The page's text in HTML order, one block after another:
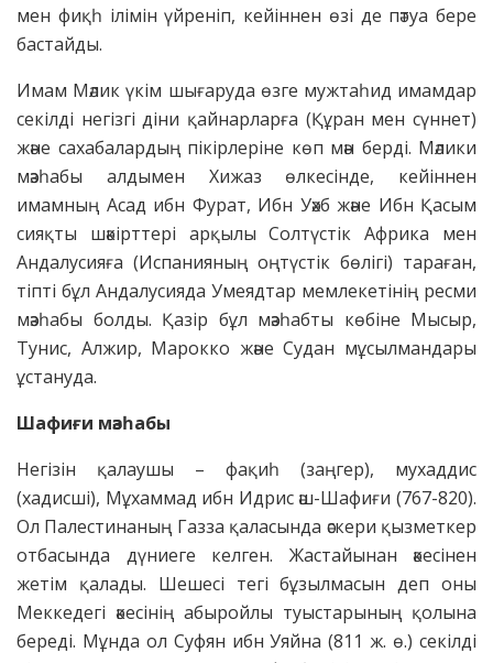
мен фиқһ ілімін үйреніп, кейіннен өзі де пәтуа бере
бастайды.
Имам Мәлик үкім шығаруда өзге мужтаһид имамдар
секілді негізгі діни қайнарларға (Құран мен сүннет)
және сахабалардың пікірлеріне көп мән берді. Мәлики
мәзһабы алдымен Хижаз өлкесінде, кейіннен
имамның Асад ибн Фурат, Ибн Уәхб және Ибн Қасым
сияқты шәкірттері арқылы Солтүстік Африка мен
Андалусияға (Испанияның оңтүстік бөлігі) тараған,
тіпті бұл Андалусияда Умеядтар мемлекетінің ресми
мәзһабы болды. Қазір бұл мәзһабты көбіне Мысыр,
Тунис, Алжир, Марокко және Судан мұсылмандары
ұстануда.
Шафиғи мәзһабы
Негізін қалаушы – фақиһ (заңгер), мухаддис
(хадисші), Мұхаммад ибн Идрис әш-Шафиғи (767-820).
Ол Палестинаның Газза қаласында әскери қызметкер
отбасында дүниеге келген. Жастайынан әкесінен
жетім қалады. Шешесі тегі бұзылмасын деп оны
Меккедегі әкесінің абыройлы туыстарының қолына
береді. Мұнда ол Суфян ибн Уяйна (811 ж. ө.) секілді